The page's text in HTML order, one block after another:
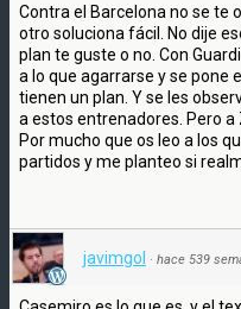
Contra el Barcelona no se te
otro soluciona fácil. No dije
plan te guste o no. Con
a lo que agarrarse y se pone
tienen un plan. Y se les
a estos entrenadores. Pero a
Por mucho que os leo a los
partidos y me planteo si
javimgol · hace 539